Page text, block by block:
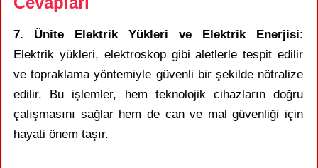
7. Ünite Elektrik Yükleri ve Elektrik Enerjisi:
Elektrik yükleri, elektroskop gibi aletlerle tespit edilir
ve topraklama yöntemiyle güvenli bir şekilde nötralize
edilir. Bu işlemler, hem teknolojik cihazların doğru
çalışmasını sağlar hem de can ve mal güvenliği için
hayati önem taşır.